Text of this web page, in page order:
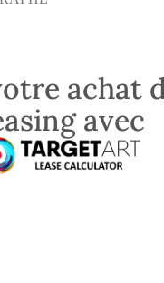
achat
avec